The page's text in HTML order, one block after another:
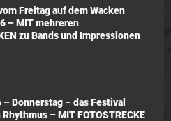
Freitag auf dem Wacken
– MIT mehreren
zu Bands und Impressionen
– Donnerstag – das Festival
– MIT FOTOSTRECKE